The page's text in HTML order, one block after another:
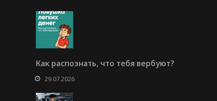
Как распознать, что тебя вербуют?
29.07.2026